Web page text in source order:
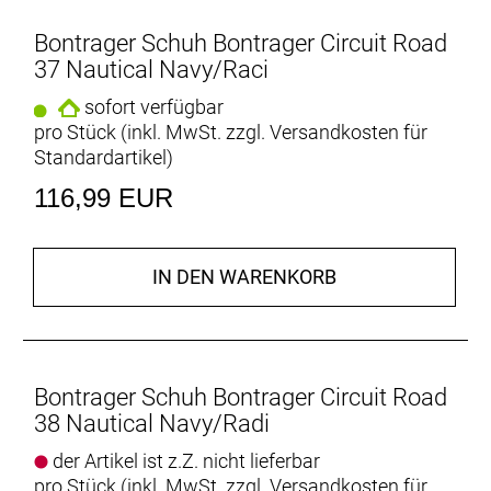
Extrem atmungsaktiv
Perforierungen im Oberschuh sorgen auch in den
heißen Phasen deiner Ausfahrt für optimale
Ventilation.
Luxuriöses Tragegefühl
Die Kombination aus synthetischem Mesh und TPU
an – ein Feature, das sonst nur teureren
Radschuhen vorbehalten ist.
Geht sich gut. Performt perfekt.
Die leichte, steife Bronze Series-Sohle aus Nylon-
Composite-Material garantiert eine konsistente
Kraftübertragung auf langen Touren.
Bontrager Schuh Bontrager Circuit Road
37 Nautical Navy/Raci
sofort verfügbar
pro Stück (inkl. MwSt. zzgl. Versandkosten für
Standardartikel)
116,99 EUR
IN DEN WARENKORB
Bontrager Schuh Bontrager Circuit Road
38 Nautical Navy/Radi
der Artikel ist z.Z. nicht lieferbar
pro Stück (inkl. MwSt. zzgl. Versandkosten für